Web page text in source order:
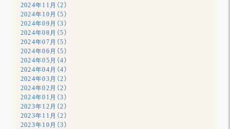
2024年11月（2）
2024年10月（5）
2024年09月（3）
2024年08月（5）
2024年07月（5）
2024年06月（5）
2024年05月（4）
2024年04月（4）
2024年03月（2）
2024年02月（2）
2024年01月（3）
2023年12月（2）
2023年11月（2）
2023年10月（3）